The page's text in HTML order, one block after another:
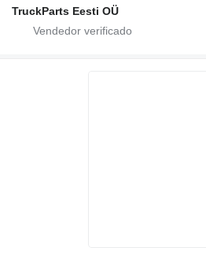
TruckParts Eesti OÜ